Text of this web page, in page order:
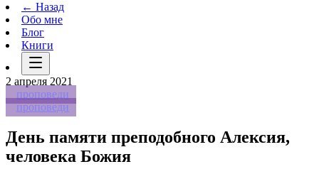
← Назад
Обо мне
Блог
Книги
2 апреля 2021
проповеди
проповеди
День памяти преподобного Алексия,
человека Божия